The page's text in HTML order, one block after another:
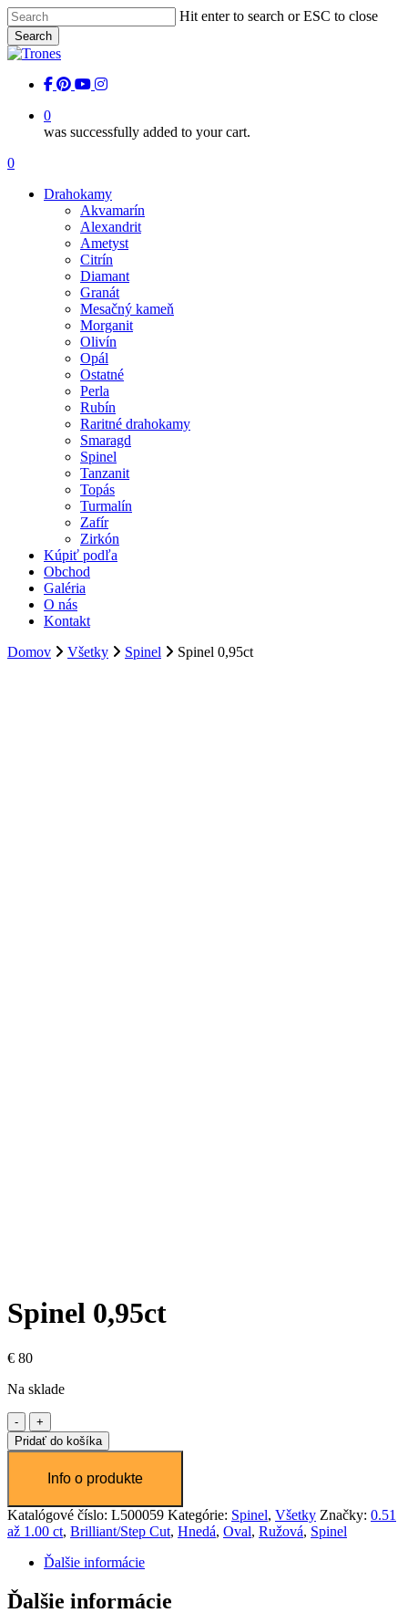
Skip
to
main
content
Hit enter to search or ESC to close
Search
Close
facebook
pinterest
youtubeinstagram
0
was successfully added to your cart.
Menu
0
Drahokamy
Akvamarín
Alexandrit
Ametyst
Citrín
Diamant
Granát
Mesačný kameň
Morganit
Olivín
Opál
Ostatné
Perla
Rubín
Raritné drahokamy
Smaragd
Spinel
Tanzanit
Topás
Turmalín
Zafír
Zirkón
Kúpiť podľa
Obchod
Galéria
O nás
Kontakt
Domov
Všetky Spinel Spinel 0,95ct
Spinel 0,95ct
€ 80
Na sklade
množstvo
Spinel
0,95ct
Pridať do košíka
Katalógové číslo: L500059 Kategórie: Spinel, Všetky Značky: 0.51
až 1.00 ct, Brilliant/Step Cut, Hnedá, Oval, Ružová, Spinel
Ďalšie informácie
Ďalšie informácie